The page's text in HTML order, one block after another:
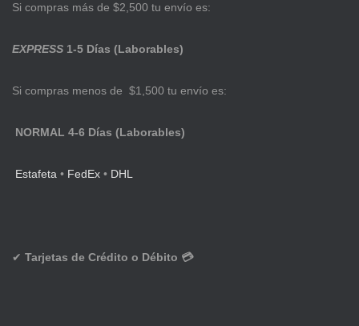
Si compras más de $2,500 tu envío es:
EXPRESS 1-5 Días (Laborables)
Si compras menos de $1,500 tu envío es:
NORMAL 4-6 Días (Laborables)
Estafeta • FedEx • DHL
✔ Tarjetas de Crédito o Débito 💳